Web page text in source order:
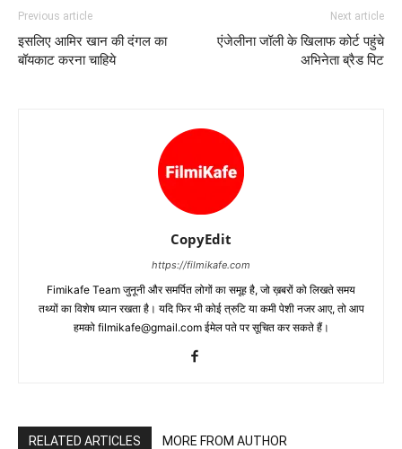
Previous article
इसलिए आमिर खान की दंगल का
बॉयकाट करना चाहिये
Next article
एंजेलीना जॉली के खिलाफ कोर्ट पहुंचे
अभिनेता ब्रैड पिट
CopyEdit
https://filmikafe.com
Fimikafe Team जुनूनी और समर्पित लोगों का समूह है, जो ख़बरों को लिखते समय
तथ्‍यों का विशेष ध्‍यान रखता है। यदि फिर भी कोई त्रुटि या कमी पेशी नजर आए, तो आप
हमको filmikafe@gmail.com ईमेल पते पर सूचित कर सकते हैं।
RELATED ARTICLES MORE FROM AUTHOR